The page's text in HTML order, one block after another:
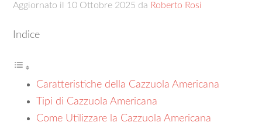
Aggiornato il 10 Ottobre 2025 da Roberto Rosi
Indice
Caratteristiche della Cazzuola Americana
Tipi di Cazzuola Americana
Come Utilizzare la Cazzuola Americana